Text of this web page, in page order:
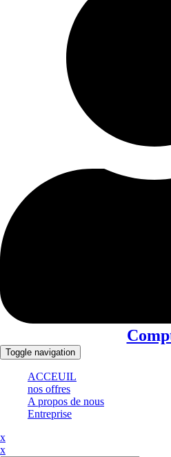
Toggle navigation
ACCEUIL
nos offres
A propos de nous
Entreprise
x
x